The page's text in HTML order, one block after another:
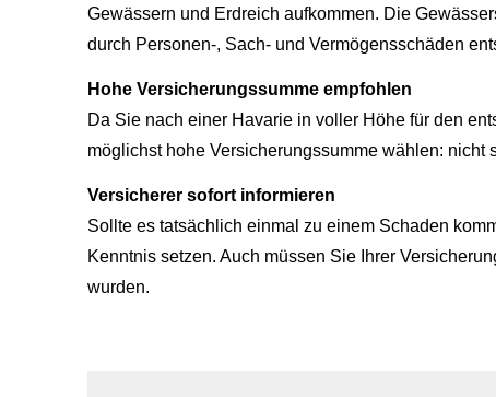
Gewässern und Erdreich aufkommen. Die
durch Per­sonen-, Sach- und Vermögensschäden
Hohe Versicherungssumme empfohlen
Da Sie nach einer Havarie in voller Höhe für den
möglichst hohe Versicherungssumme wählen:
Versicherer sofort informieren
Sollte es tatsächlich einmal zu einem Schaden
Kenntnis setzen. Auch müssen Sie Ihrer
wurden.